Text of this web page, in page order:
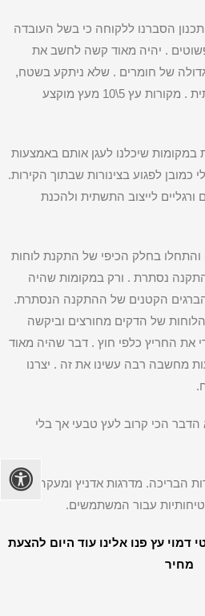
הסברנו ללקוחה כי בשל העובדה
. יהיה מאוד קשה לחשב את
גדולה של חומרים . שלא ניתקע בשטח,
ראשית התחלנו מבניית התשתית . מקורות עץ 5\10 מעץ מוקצע
שיכלנו לעגן אותם באמצעות
כמובן לפגוע בצינורות שבתוך הקירות.
לייצוב התשתית ולהכנת
בחלק הכיפי של התקנת לוחות
נסתרת . ורק במקומות שהיה
הברגים הקטנים של ההתקנה הנסתרת.
של הדקים מחורצים וביקשה
את החריץ כלפי חוץ . דבר שהיה מאוד
מחשבה רבה עשינו את זה . יצרנו
הכי קרוב לעץ טבעי אך בלי
הבריכה. מדרגות אדניץ ומעקה ,
עבור המשתמשים.
דמוי עץ פנו אלינו עוד היום להצעת
מחיר